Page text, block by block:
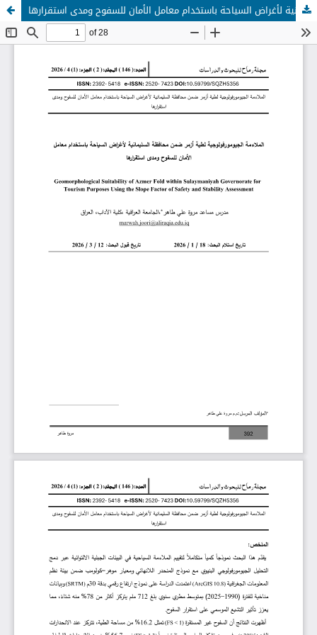
الملاءمة الجيومورفولوجية لطية أزمر ضمن محافظة السليمانية لأغراض السياحة باستخدام معامل الأمان للسفوح ومدى استقرارها